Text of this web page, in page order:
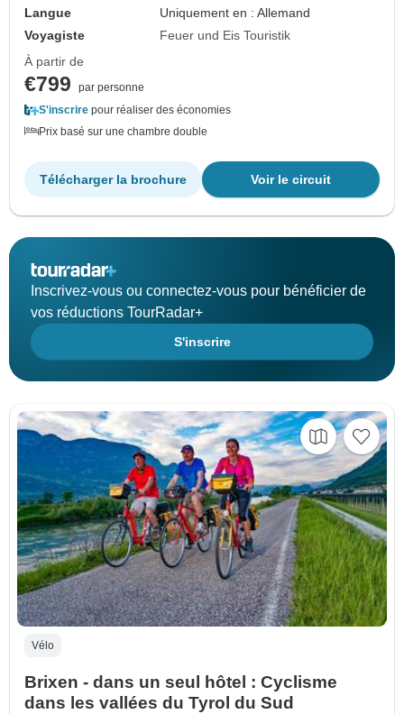
Langue
Uniquement en : Allemand
Voyagiste
Feuer und Eis Touristik
À partir de
€799
par personne
S'inscrire pour réaliser des économies
Prix basé sur une chambre double
Voir le circuit
Télécharger la brochure
Inscrivez-vous ou connectez-vous pour bénéficier de
vos réductions TourRadar+
S'inscrire
Vélo
Brixen - dans un seul hôtel : Cyclisme
dans les vallées du Tyrol du Sud